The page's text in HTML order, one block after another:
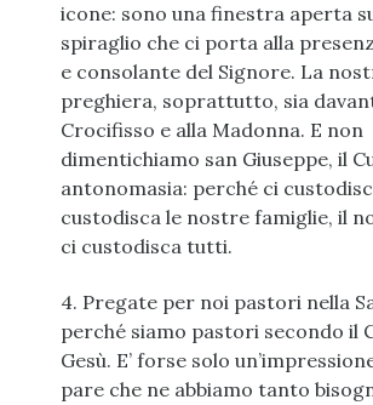
icone: sono una finestra aperta
spiraglio che ci porta alla
e consolante del Signore. La
preghiera, soprattutto, sia
Crocifisso e alla Madonna. E non
dimentichiamo san Giuseppe, il
antonomasia: perché ci
custodisca le nostre famiglie, il
ci custodisca tutti.
4. Pregate per noi pastori nella
perché siamo pastori secondo il
Gesù. E’ forse solo
pare che ne abbiamo tanto